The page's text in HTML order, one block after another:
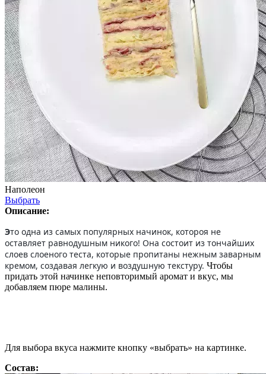
Наполеон
Выбрать
Описание:
Это одна из самых популярных начинок, котороя не
оставляет равнодушным никого! Она состоит из тончайших
слоев слоеного теста, которые пропитаны нежным заварным
кремом, создавая легкую и воздушную текстуру. Чтобы
придать этой начинке неповторимый аромат и вкус, мы
добавляем пюре малины.
Для выбора вкуса нажмите кнопку «выбрать» на картинке.
Состав: